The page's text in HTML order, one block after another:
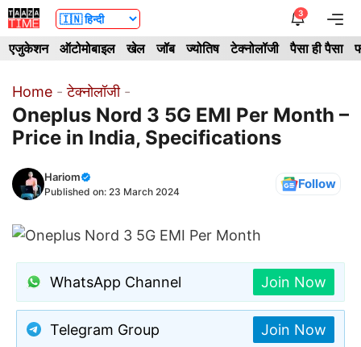
Skip
to
content
3
एजुकेशन ऑटोमोबाइल खेल जॉब ज्योतिष टेक्नोलॉजी पैसा ही पैसा
Home -टेक्नोलॉजी-
Oneplus Nord 3 5G EMI Per Month –
Price in India, Specifications
Hariom
Published on: 23 March 2024 Follow
WhatsApp Channel Join Now
Telegram Group Join Now